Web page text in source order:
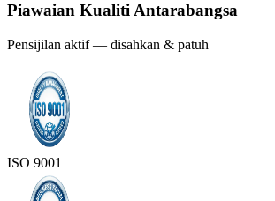
Piawaian Kualiti Antarabangsa
Pensijilan aktif — disahkan & patuh
ISO 9001